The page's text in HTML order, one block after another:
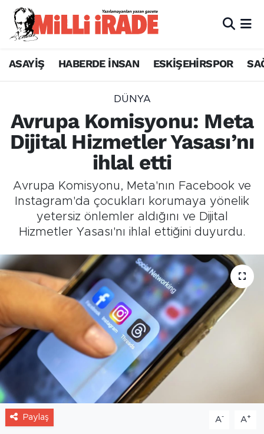
ASAYİŞ HABERDE İNSAN ESKİŞEHİRSPOR
DÜNYA
Avrupa Komisyonu: Meta
Dijital Hizmetler Yasası’nı
ihlal etti
Avrupa Komisyonu, Meta'nın Facebook ve
Instagram'da çocukları korumaya yönelik
yetersiz önlemler aldığını ve Dijital
Hizmetler Yasası'nı ihlal ettiğini duyurdu.
Paylaş A- A+